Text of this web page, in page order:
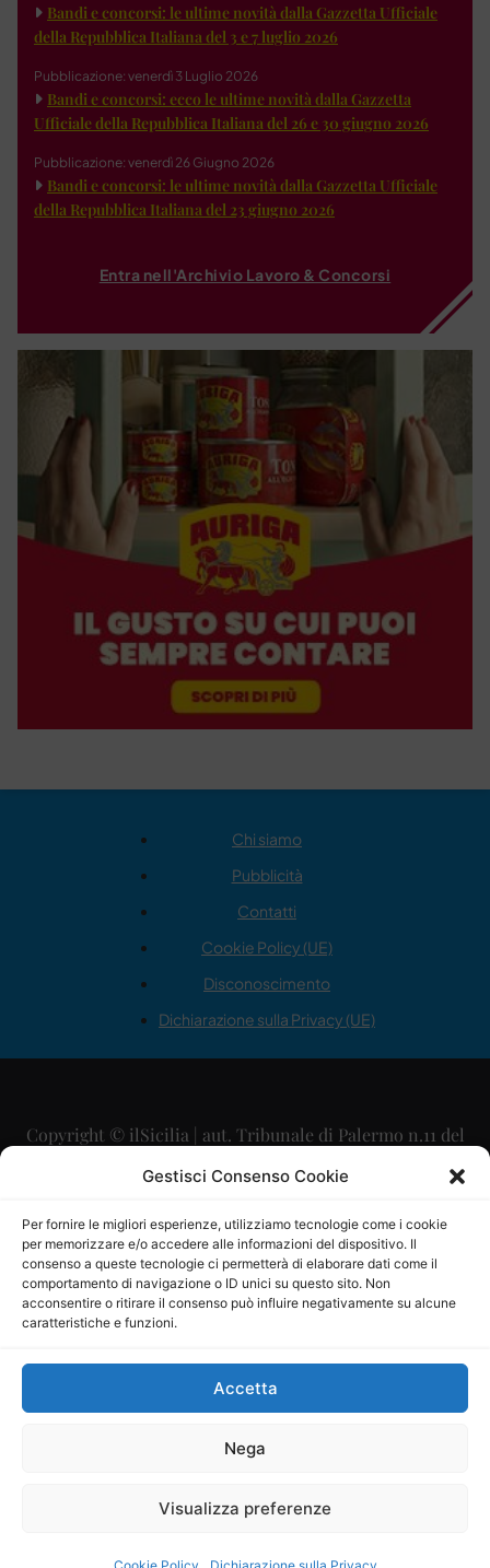
Gestisci Consenso Cookie
Per fornire le migliori esperienze, utilizziamo tecnologie come i cookie
per memorizzare e/o accedere alle informazioni del dispositivo. Il
consenso a queste tecnologie ci permetterà di elaborare dati come il
comportamento di navigazione o ID unici su questo sito. Non
acconsentire o ritirare il consenso può influire negativamente su alcune
caratteristiche e funzioni.
Accetta
Nega
Visualizza preferenze
Bandi e concorsi: le ultime novità dalla Gazzetta Ufficiale
della Repubblica Italiana del 3 e 7 luglio 2026
Pubblicazione: venerdì 3 Luglio 2026
Bandi e concorsi: ecco le ultime novità dalla Gazzetta
Ufficiale della Repubblica Italiana del 26 e 30 giugno 2026
Pubblicazione: venerdì 26 Giugno 2026
Bandi e concorsi: le ultime novità dalla Gazzetta Ufficiale
della Repubblica Italiana del 23 giugno 2026
Entra nell'Archivio Lavoro & Concorsi
Chi siamo
Pubblicità
Contatti
Cookie Policy (UE)
Disconoscimento
Dichiarazione sulla Privacy (UE)
Copyright © ilSicilia | aut. Tribunale di Palermo n.11 del
29/09/2015
Direttore Editoriale: Maurizio Scaglione
Direttore Responsabile: Maria Calabrese
P.IVA: 06334930820
Mercurio Comunicazione Società Cooperativa a r.l. è
iscritta al Registro degli Operatori di Comunicazione al
Sito gestito daLa Digitale srl–info@ladigitale.it